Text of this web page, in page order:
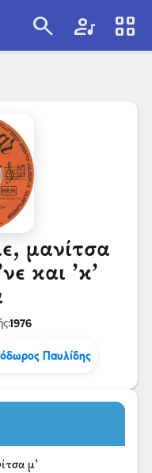
search artist view_cozy
μανίτσα
και ’κ’
1976
Παυλίδης
μ’